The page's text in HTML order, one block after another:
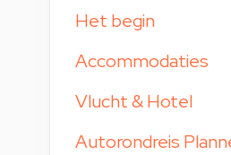
Het begin
Accommodaties
Vlucht & Hotel
Autorondreis